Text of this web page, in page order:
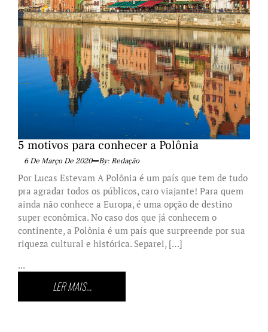
5 motivos para conhecer a Polônia
6 De Março De 2020 By: Redação
Por Lucas Estevam A Polônia é um país que tem de tudo
pra agradar todos os públicos, caro viajante! Para quem
ainda não conhece a Europa, é uma opção de destino
super econômica. No caso dos que já conhecem o
continente, a Polônia é um país que surpreende por sua
riqueza cultural e histórica. Separei, […]
...
LER MAIS...